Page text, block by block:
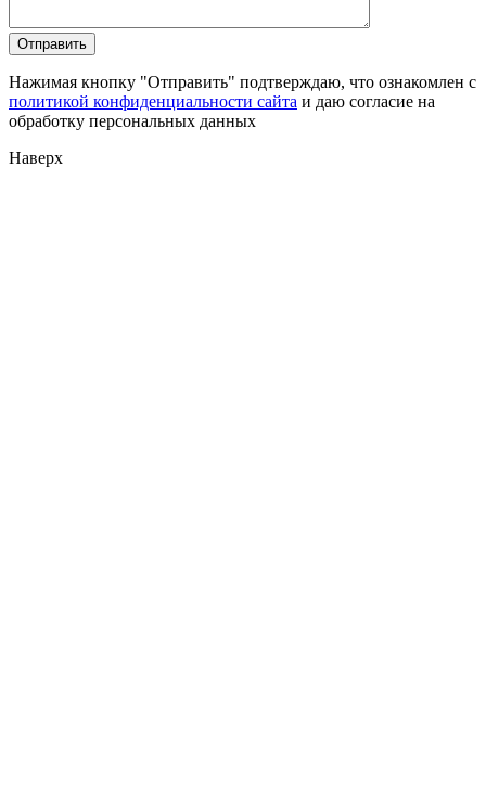
Нажимая кнопку "Отправить" подтверждаю, что ознакомлен с
политикой конфиденциальности сайта и даю согласие на
обработку персональных данных
Наверх